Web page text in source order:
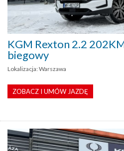
KGM Rexton 2.2
biegowy
Lokalizacja: Warszawa
ZOBACZ I UMÓW JAZDĘ